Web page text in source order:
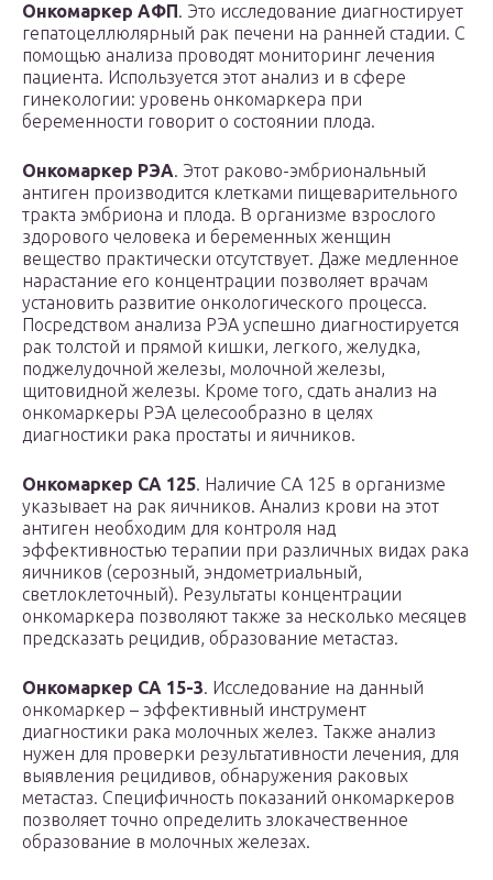
Онкомаркер АФП. Это исследование диагностирует
гепатоцеллюлярный рак печени на ранней стадии. С
помощью анализа проводят мониторинг лечения
пациента. Используется этот анализ и в сфере
гинекологии: уровень онкомаркера при
беременности говорит о состоянии плода.
Онкомаркер РЭА. Этот раково-эмбриональный
антиген производится клетками пищеварительного
тракта эмбриона и плода. В организме взрослого
здорового человека и беременных женщин
вещество практически отсутствует. Даже медленное
нарастание его концентрации позволяет врачам
установить развитие онкологического процесса.
Посредством анализа РЭА успешно диагностируется
рак толстой и прямой кишки, легкого, желудка,
поджелудочной железы, молочной железы,
щитовидной железы. Кроме того, сдать анализ на
онкомаркеры РЭА целесообразно в целях
диагностики рака простаты и яичников.
Онкомаркер СА 125. Наличие СА 125 в организме
указывает на рак яичников. Анализ крови на этот
антиген необходим для контроля над
эффективностью терапии при различных видах рака
яичников (серозный, эндометриальный,
светлоклеточный). Результаты концентрации
онкомаркера позволяют также за несколько месяцев
предсказать рецидив, образование метастаз.
Онкомаркер СА 15-3. Исследование на данный
онкомаркер – эффективный инструмент
диагностики рака молочных желез. Также анализ
нужен для проверки результативности лечения, для
выявления рецидивов, обнаружения раковых
метастаз. Специфичность показаний онкомаркеров
позволяет точно определить злокачественное
образование в молочных железах.